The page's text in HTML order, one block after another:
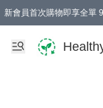
新會員首次購物即享全單